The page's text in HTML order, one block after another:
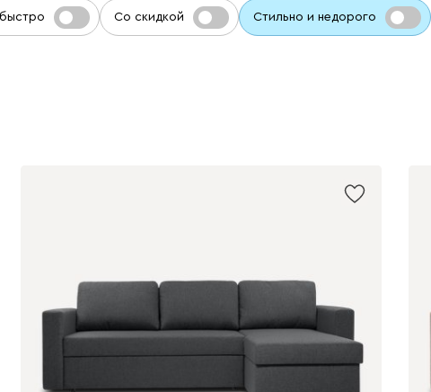
Со скидкой Стильно и недорого